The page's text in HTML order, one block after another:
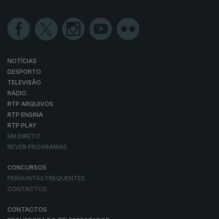
NOTÍCIAS
DESPORTO
TELEVISÃO
RÁDIO
RTP ARQUIVOS
RTP ENSINA
RTP PLAY
EM DIRETO
REVER PROGRAMAS
CONCURSOS
PERGUNTAS FREQUENTES
CONTACTOS
CONTACTOS